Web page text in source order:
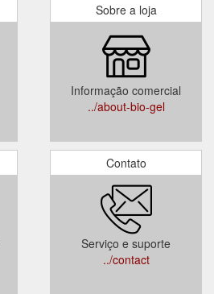
Sobre a loja
Informação comercial
../about-bio-gel
Contato
Serviço e suporte
../contact